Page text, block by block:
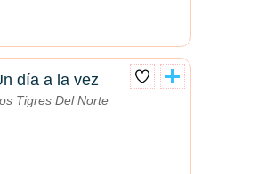
día a la vez
Tigres Del Norte